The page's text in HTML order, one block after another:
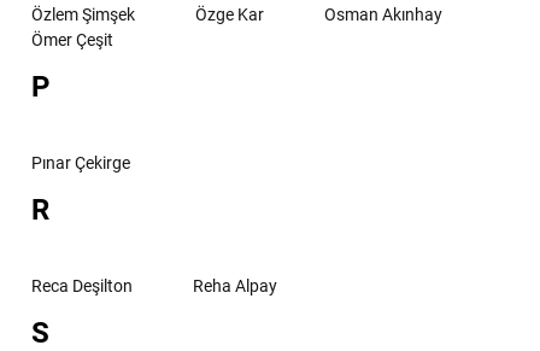
Özlem Şimşek
Özge Kar
Osman Akınhay
Ömer Çeşit
P
Pınar Çekirge
R
Reca Deşilton Reha Alpay
S